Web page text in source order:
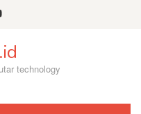
technology